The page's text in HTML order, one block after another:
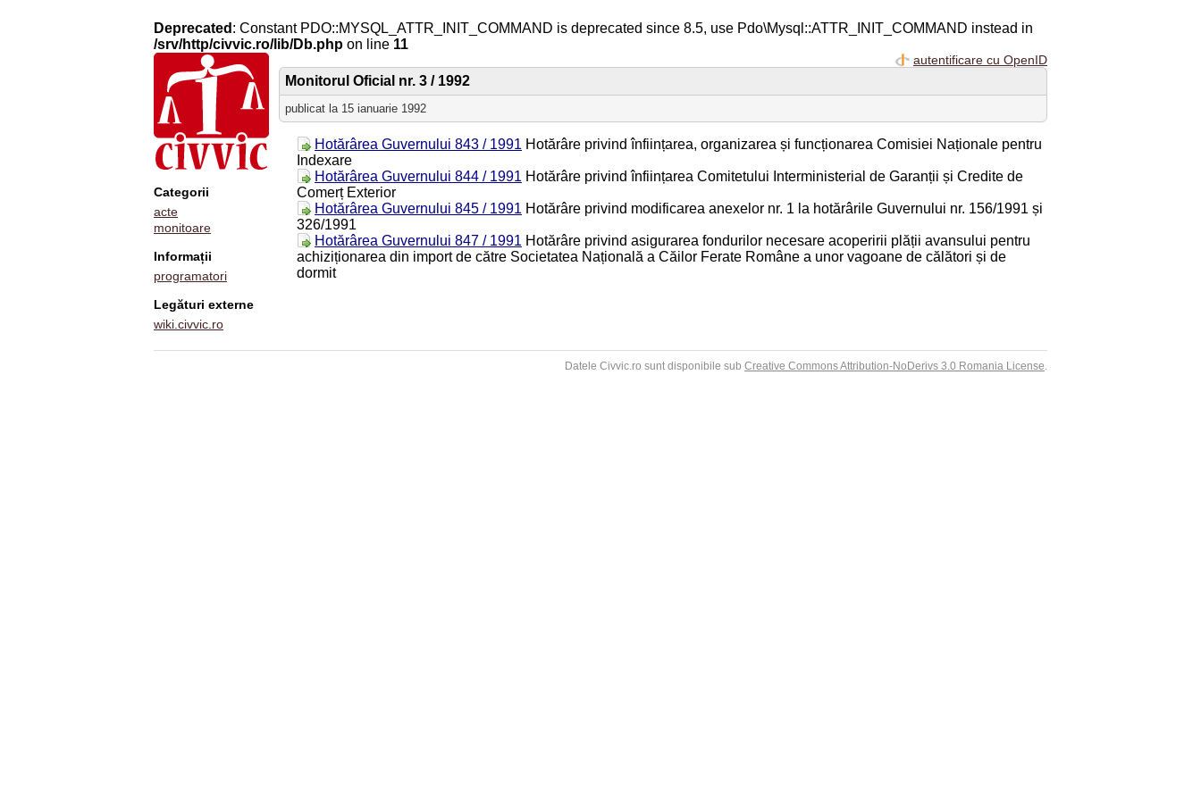
Deprecated : Constant PDO::MYSQL_ATTR_INIT_COMMAND is deprecated since 8.5, use Pdo\Mysql::ATTR_INIT_COMMAND instead in
/srv/http/civvic.ro/lib/Db.php on line 11
Categorii
acte
monitoare
Informații
programatori
Legături externe
wiki.civvic.ro
autentificare cu OpenID
Monitorul Oficial nr. 3 / 1992
publicat la 15 ianuarie 1992
Hotărârea Guvernului 843 / 1991 Hotărâre privind înființarea, organizarea și funcționarea Comisiei Naționale pentru
Indexare
Hotărârea Guvernului 844 / 1991 Hotărâre privind înființarea Comitetului Interministerial de Garanții și Credite de
Comerț Exterior
Hotărârea Guvernului 845 / 1991 Hotărâre privind modificarea anexelor nr. 1 la hotărârile Guvernului nr. 156/1991 și
326/1991
Hotărârea Guvernului 847 / 1991 Hotărâre privind asigurarea fondurilor necesare acoperirii plății avansului pentru
achiziționarea din import de către Societatea Națională a Căilor Ferate Române a unor vagoane de călători și de
dormit
Datele Civvic.ro sunt disponibile sub Creative Commons Attribution-NoDerivs 3.0 Romania License.